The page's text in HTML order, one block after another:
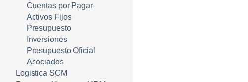
Cuentas por Pagar
Activos Fijos
Presupuesto
Inversiones
Presupuesto Oficial
Asociados
Logistica SCM